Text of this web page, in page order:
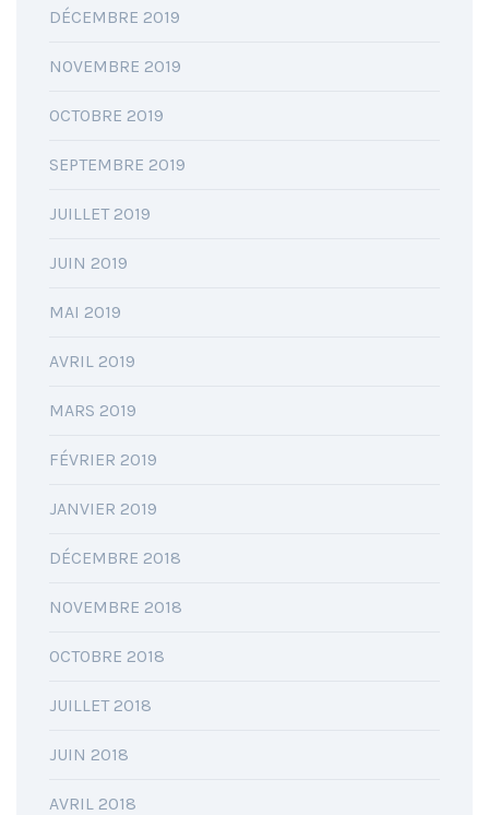
DÉCEMBRE 2019
NOVEMBRE 2019
OCTOBRE 2019
SEPTEMBRE 2019
JUILLET 2019
JUIN 2019
MAI 2019
AVRIL 2019
MARS 2019
FÉVRIER 2019
JANVIER 2019
DÉCEMBRE 2018
NOVEMBRE 2018
OCTOBRE 2018
JUILLET 2018
JUIN 2018
AVRIL 2018